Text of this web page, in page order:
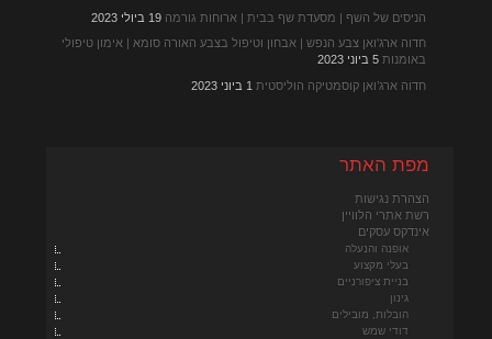
הניסים של השף | מסעדת שף בבית | ארוחות גורמה 19 ביולי 2023
חדוה ארג'ואן צבע הנפש | אבחון וטיפול בצבע האורה סומא | אימון טיפולי
באומנות 5 ביוני 2023
חדוה ארג’ואן קוסמטיקה הוליסטית 1 ביוני 2023
מפת האתר
הצהרת נגישות
רשת אתרי הלוויין
אינדקס עסקים
אופנה והנעלה
בעלי מקצוע
בניית ציפורניים
גינון
הובלות, מובילים
דודי שמש